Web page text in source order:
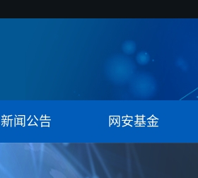
新闻公告 网安基金